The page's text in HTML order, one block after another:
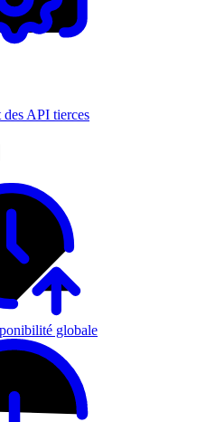
API tierces
globale